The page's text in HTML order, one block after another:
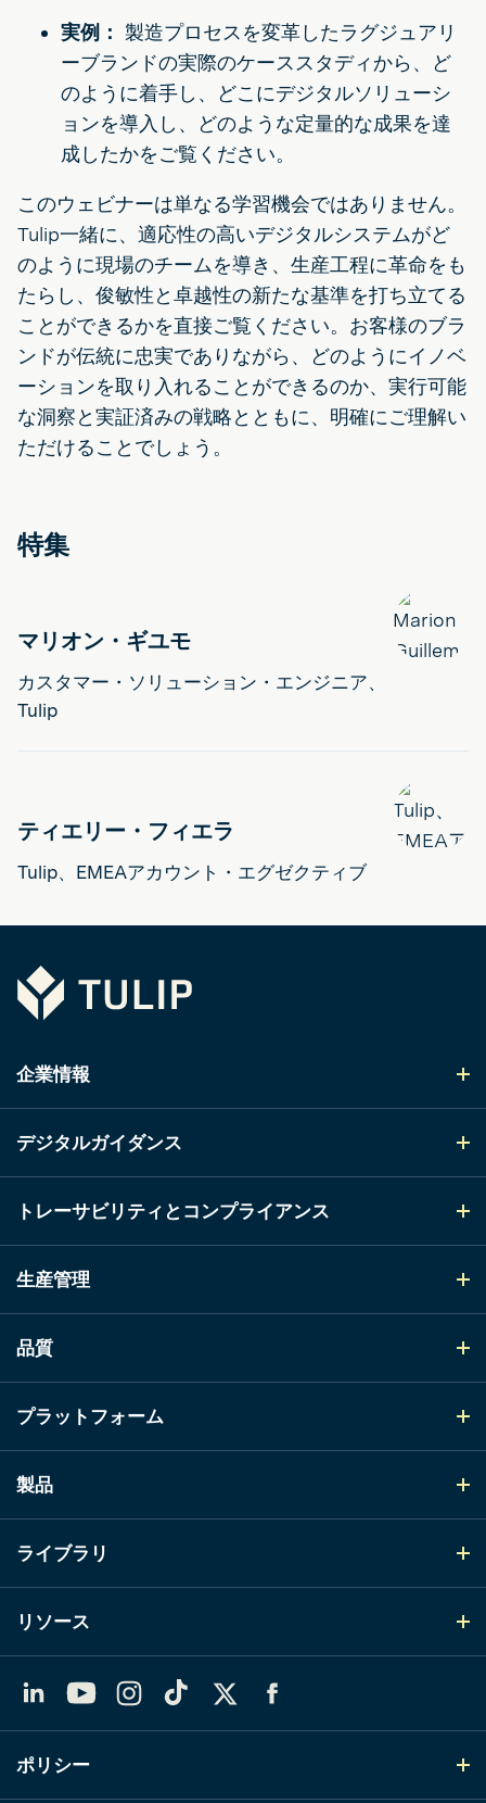
実例： 製造プロセスを変革したラグジュアリ
ーブランドの実際のケーススタディから、ど
のように着手し、どこにデジタルソリューシ
ョンを導入し、どのような定量的な成果を達
成したかをご覧ください。
このウェビナーは単なる学習機会ではありません。
Tulip一緒に、適応性の高いデジタルシステムがど
のように現場のチームを導き、生産工程に革命をも
たらし、俊敏性と卓越性の新たな基準を打ち立てる
ことができるかを直接ご覧ください。お客様のブラ
ンドが伝統に忠実でありながら、どのようにイノベ
ーションを取り入れることができるのか、実行可能
な洞察と実証済みの戦略とともに、明確にご理解い
ただけることでしょう。
特集
マリオン・ギユモ
カスタマー・ソリューション・エンジニア、
Tulip
ティエリー・フィエラ
Tulip、EMEAアカウント・エグゼクティブ
Tulip
企業情報
デジタルガイダンス
トレーサビリティとコンプライアンス
生産管理
品質
プラットフォーム
製品
ライブラリ
リソース
YouTubeInstagram
TikTok
ポリシー